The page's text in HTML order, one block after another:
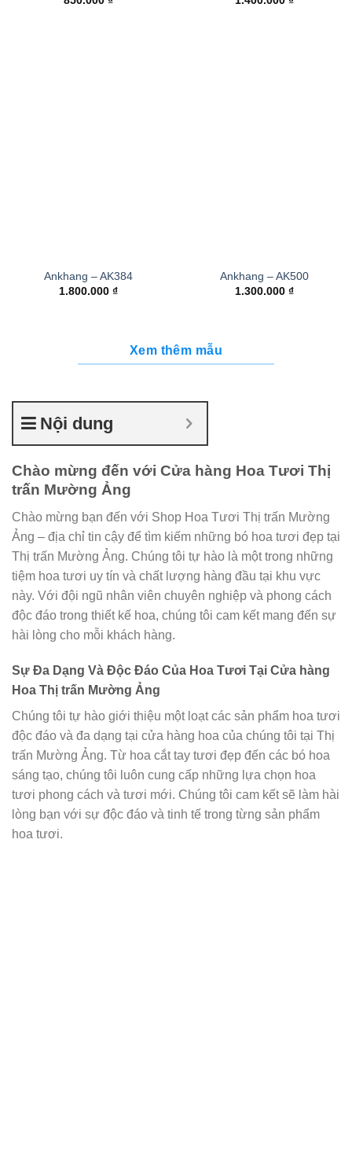
Ankhang – AK384
1.800.000 ₫
Ankhang – AK500
1.300.000 ₫
Xem thêm mẫu
Nội dung
Chào mừng đến với Cửa hàng Hoa Tươi Thị
trấn Mường Ảng
Chào mừng bạn đến với Shop Hoa Tươi Thị trấn Mường
Ảng – địa chỉ tin cậy để tìm kiếm những bó hoa tươi đẹp tại
Thị trấn Mường Ảng. Chúng tôi tự hào là một trong những
tiệm hoa tươi uy tín và chất lượng hàng đầu tại khu vực
này. Với đội ngũ nhân viên chuyên nghiệp và phong cách
độc đáo trong thiết kế hoa, chúng tôi cam kết mang đến sự
hài lòng cho mỗi khách hàng.
Sự Đa Dạng Và Độc Đáo Của Hoa Tươi Tại Cửa hàng
Hoa Thị trấn Mường Ảng
Chúng tôi tự hào giới thiệu một loạt các sản phẩm hoa tươi
độc đáo và đa dạng tại cửa hàng hoa của chúng tôi tại Thị
trấn Mường Ảng. Từ hoa cắt tay tươi đẹp đến các bó hoa
sáng tạo, chúng tôi luôn cung cấp những lựa chọn hoa
tươi phong cách và tươi mới. Chúng tôi cam kết sẽ làm hài
lòng bạn với sự độc đáo và tinh tế trong từng sản phẩm
hoa tươi.